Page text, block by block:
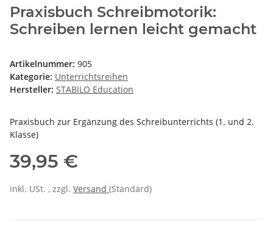
Praxisbuch Schreibmotorik:
Schreiben lernen leicht gemacht
Artikelnummer: 905
Kategorie: Unterrichtsreihen
Hersteller: STABILO Education
Praxisbuch zur Ergänzung des Schreibunterrichts (1. und 2.
Klasse)
39,95 €
inkl. USt. , zzgl. Versand (Standard)